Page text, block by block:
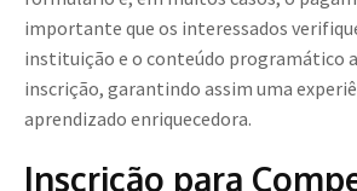
importante que os interessados
instituição e o conteúdo programático
inscrição, garantindo assim uma
aprendizado enriquecedora.
Inscrição para